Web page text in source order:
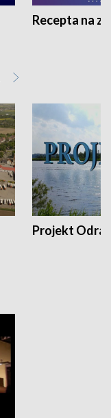
Recepta na
Projekt Odra